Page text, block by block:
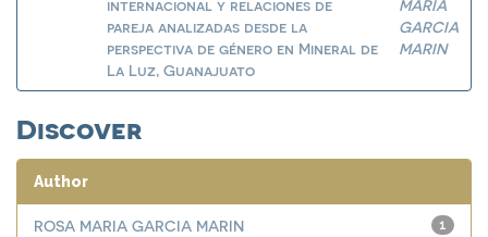
internacional y relaciones de
pareja analizadas desde la
perspectiva de género en Mineral de
La Luz, Guanajuato
MARIA
GARCIA
MARIN
Discover
Author
1
ROSA MARIA GARCIA MARIN